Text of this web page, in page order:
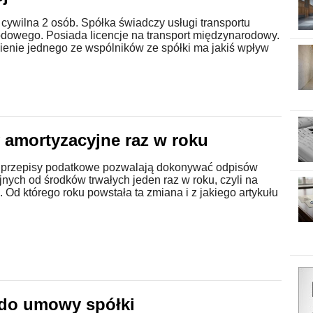
cywilna 2 osób. Spółka świadczy usługi transportu
Posiada licencje na transport międzynarodowy.
jednego ze wspólników ze spółki ma jakiś wpływ
raz w roku
podatkowe pozwalają dokonywać odpisów
od środków trwałych jeden raz w roku, czyli na
Od którego roku powstała ta zmiana i z jakiego artykułu
umowy spółki